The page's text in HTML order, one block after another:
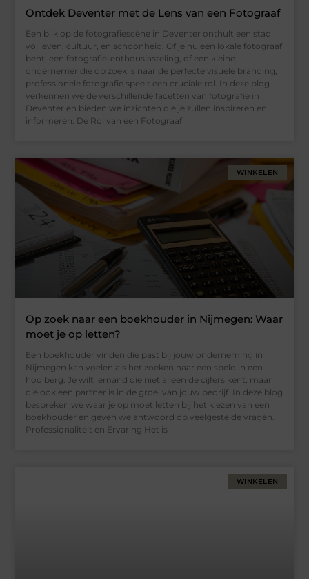
Ontdek Deventer met de Lens van een Fotograaf
Een blik op de fotografiescène in Deventer onthult een stad
vol leven, cultuur, en schoonheid. Of je nu een lokale fotograaf
bent, een fotografie-enthousiasteling, of een kleine
ondernemer die op zoek is naar de perfecte visuele branding,
professionele fotografie speelt een cruciale rol. In deze blog
verkennen we de verschillende facetten van fotografie in
Deventer en bieden we inzichten die je zullen inspireren en
informeren. De Rol van een Fotograaf
WINKELEN
Op zoek naar een boekhouder in Nijmegen: Waar
moet je op letten?
Een boekhouder vinden die past bij jouw onderneming in
Nijmegen kan voelen als het zoeken naar een speld in een
hooiberg. Je wilt iemand die niet alleen de cijfers kent, maar
die ook een partner is in de groei van jouw bedrijf. In deze blog
bespreken we waar je op moet letten bij het kiezen van een
boekhouder en geven we antwoord op veelgestelde vragen.
Professionaliteit en Ervaring Het is
WINKELEN